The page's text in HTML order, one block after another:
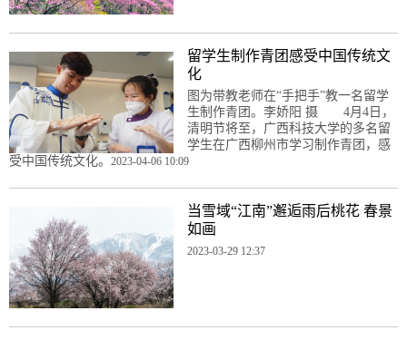
留学生制作青团感受中国传统文
化
图为带教老师在“手把手”教一名留学
生制作青团。李娇阳 摄 4月4日，
清明节将至，广西科技大学的多名留
学生在广西柳州市学习制作青团，感
受中国传统文化。 2023-04-06 10:09
当雪域“江南”邂逅雨后桃花 春景
如画
2023-03-29 12:37